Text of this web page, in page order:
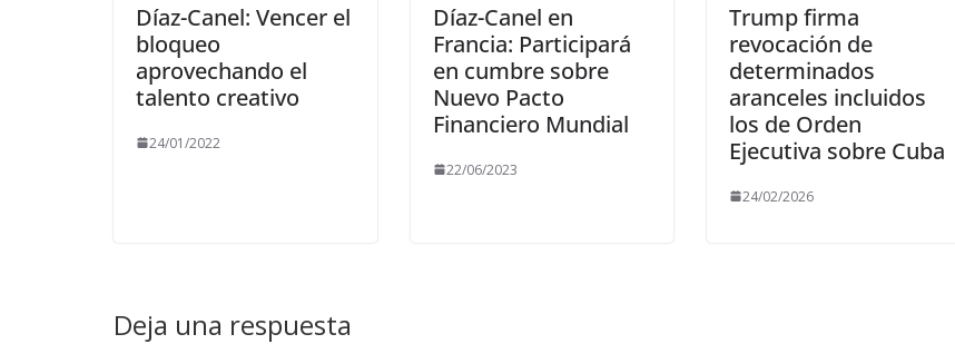
Díaz-Canel: Vencer el
bloqueo
aprovechando el
talento creativo
24/01/2022
Díaz-Canel en
Francia: Participará
en cumbre sobre
Nuevo Pacto
Financiero Mundial
22/06/2023
Trump firma
revocación de
determinados
aranceles incluidos
los de Orden
Ejecutiva sobre Cuba
24/02/2026
Deja una respuesta